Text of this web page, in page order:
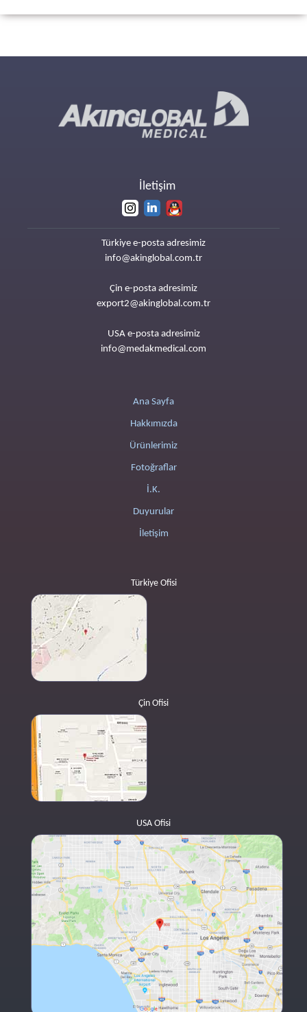
İletişim
Türkiye e-posta adresimiz
info@akinglobal.com.tr
Çin e-posta adresimiz
export2@akinglobal.com.tr
USA e-posta adresimiz
info@medakmedical.com
Ana Sayfa
Hakkımızda
Ürünlerimiz
Fotoğraflar
İ.K.
Duyurular
İletişim
Türkiye Ofisi
Çin Ofisi
USA Ofisi